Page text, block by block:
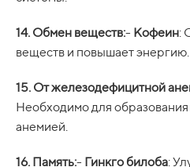
14. Обмен веществ:- Кофеин:
веществ и повышает энергию.
15. От железодефицитной
Необходимо для
анемией.
16. Память:- Гинкго билоба: